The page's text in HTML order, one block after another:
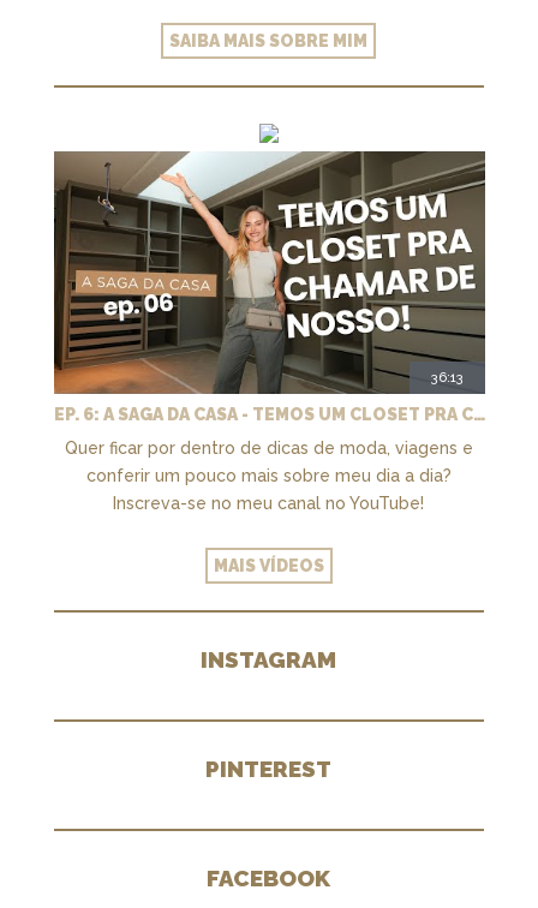
SAIBA MAIS SOBRE MIM
36:13
EP. 6: A SAGA DA CASA - TEMOS UM CLOSET PRA CHAMAR DE NOSSO + MARCENARIA E PAISAGISMO
Quer ficar por dentro de dicas de moda, viagens e
conferir um pouco mais sobre meu dia a dia?
Inscreva-se no meu canal no YouTube!
MAIS VÍDEOS
INSTAGRAM
PINTEREST
FACEBOOK